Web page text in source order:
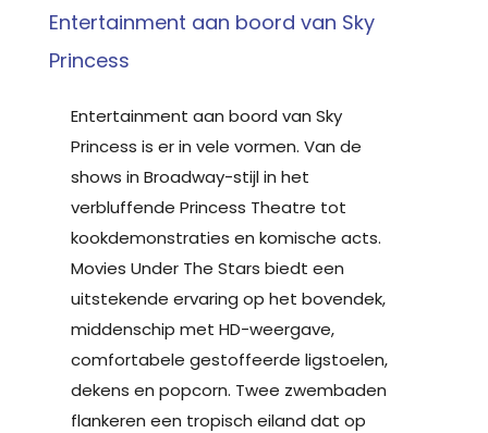
Entertainment aan boord van Sky
Princess
Entertainment aan boord van Sky
Princess is er in vele vormen. Van de
shows in Broadway-stijl in het
verbluffende Princess Theatre tot
kookdemonstraties en komische acts.
Movies Under The Stars biedt een
uitstekende ervaring op het bovendek,
middenschip met HD-weergave,
comfortabele gestoffeerde ligstoelen,
dekens en popcorn. Twee zwembaden
flankeren een tropisch eiland dat op